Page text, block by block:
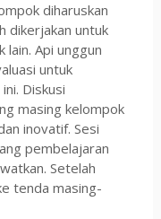
diharuskan
dikerjakan untuk
lain. Api unggun
untuk
Diskusi
masing kelompok
inovatif. Sesi
pembelajaran
Setelah
tenda masing-